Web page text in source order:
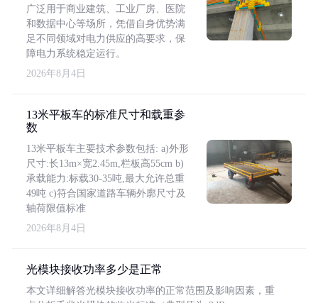
广泛用于商业建筑、工业厂房、医院
和数据中心等场所，凭借自身优势满
足不同领域对电力供应的高要求，保
障电力系统稳定运行。
2026年8月4日
13米平板车的标准尺寸和载重参
数
13米平板车主要技术参数包括: a)外形
尺寸:长13m×宽2.45m,栏板高55cm b)
承载能力:标载30-35吨,最大允许总重
49吨 c)符合国家道路车辆外廓尺寸及
轴荷限值标准
2026年8月4日
光模块接收功率多少是正常
本文详细解答光模块接收功率的正常范围及影响因素，重